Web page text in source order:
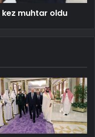
kez muhtar oldu